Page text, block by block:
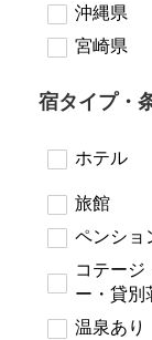
沖縄県
宮崎県
宿タイプ・
ホテル
旅館
ペンショ
コテージ
ー・貸別
温泉あり